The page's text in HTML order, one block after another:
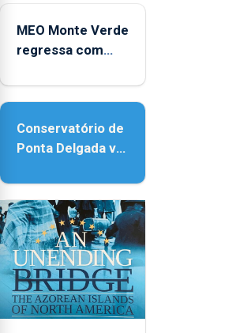
MEO Monte Verde
regressa com
acessibilidade
Conservatório de
Ponta Delgada vai
instrumentos